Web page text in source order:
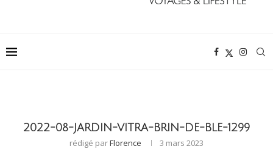
2022-08-JARDIN-VITRA-BRIN-DE-BLE-1299
rédigé parFlorence 3 mars 2023